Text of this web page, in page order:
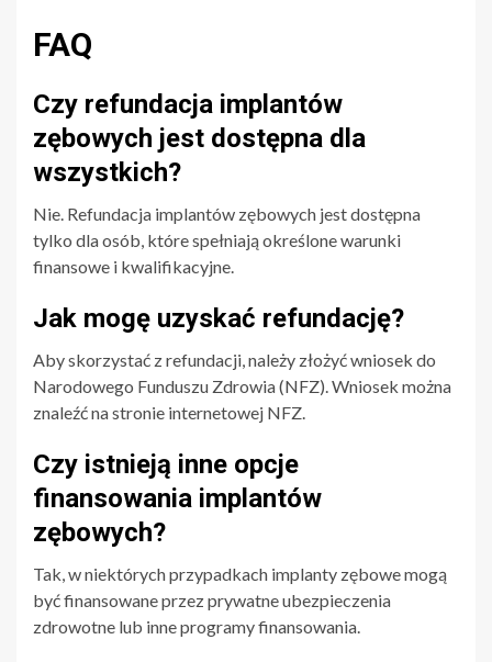
FAQ
Czy refundacja implantów
zębowych jest dostępna dla
wszystkich?
Nie. Refundacja implantów zębowych jest dostępna
tylko dla osób, które spełniają określone warunki
finansowe i kwalifikacyjne.
Jak mogę uzyskać refundację?
Aby skorzystać z refundacji, należy złożyć wniosek do
Narodowego Funduszu Zdrowia (NFZ). Wniosek można
znaleźć na stronie internetowej NFZ.
Czy istnieją inne opcje
finansowania implantów
zębowych?
Tak, w niektórych przypadkach implanty zębowe mogą
być finansowane przez prywatne ubezpieczenia
zdrowotne lub inne programy finansowania.